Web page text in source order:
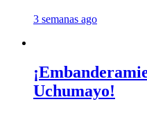
3 semanas ago
Uchumayo!